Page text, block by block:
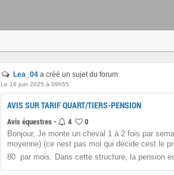
Lea_04 a créé un sujet du forum
Le 16 juin 2025 à 09h55
AVIS SUR TARIF QUART/TIERS-PENSION
Avis équestres - 4 0
Bonjour, Je monte un cheval 1 à 2 fois par
moyenne) (ce nest pas moi qui décide cest le
80  par mois. Dans cette structure, la pension